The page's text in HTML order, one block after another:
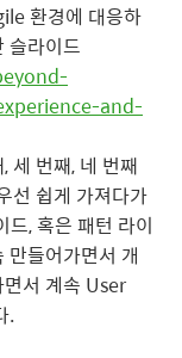
환경에 대응하
슬라이드
and-
세 번째, 네 번째
선 쉽게 가져다가
, 혹은 패턴 라이
만들어가면서 개
서 계속 User
.